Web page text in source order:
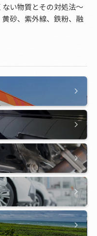
い物質とその対処法～
砂、紫外線、鉄粉、融